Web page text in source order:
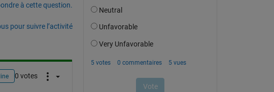
à cette question.
pour suivre l’activité
0 votes